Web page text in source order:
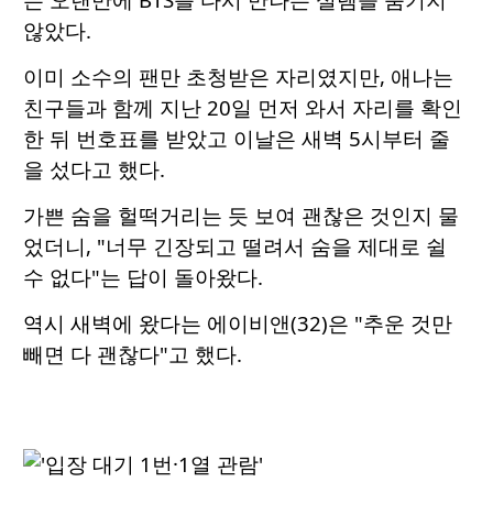
않았다.
이미 소수의 팬만 초청받은 자리였지만, 애나는
친구들과 함께 지난 20일 먼저 와서 자리를 확인
한 뒤 번호표를 받았고 이날은 새벽 5시부터 줄
을 섰다고 했다.
가쁜 숨을 헐떡거리는 듯 보여 괜찮은 것인지 물
었더니, "너무 긴장되고 떨려서 숨을 제대로 쉴
수 없다"는 답이 돌아왔다.
역시 새벽에 왔다는 에이비앤(32)은 "추운 것만
빼면 다 괜찮다"고 했다.